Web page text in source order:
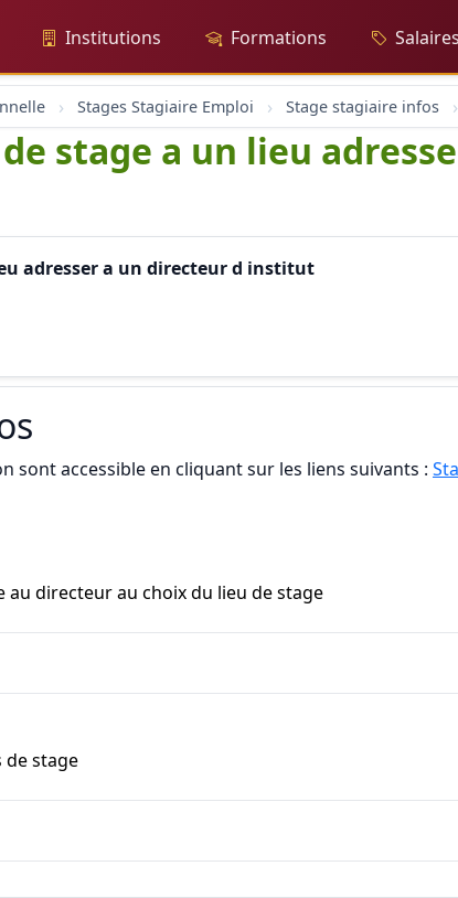
Institutions Formations Salaires
Stages Stagiaire Emploi Stage stagiaire infos
stage a un lieu
adresser a un directeur d institut
sont accessible en cliquant sur les liens suivants :
au directeur au choix du lieu de stage
de stage